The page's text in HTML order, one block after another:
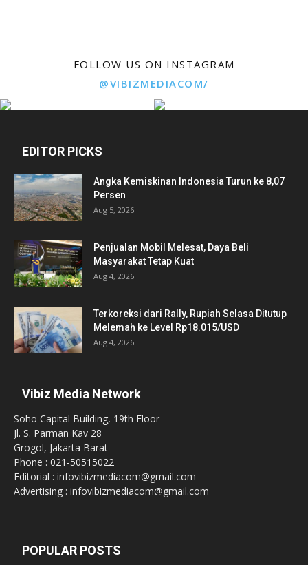
FOLLOW US ON INSTAGRAM
@VIBIZMEDIACOM/
EDITOR PICKS
Angka Kemiskinan Indonesia Turun ke 8,07
Persen
Aug 5, 2026
Penjualan Mobil Melesat, Daya Beli
Masyarakat Tetap Kuat
Aug 4, 2026
Terkoreksi dari Rally, Rupiah Selasa Ditutup
Melemah ke Level Rp18.015/USD
Aug 4, 2026
Vibiz Media Network
Soho Capital Building, 19th Floor
Jl. S. Parman Kav 28
Grogol, Jakarta Barat
Phone : 021-50515022
Editorial : infovibizmediacom@gmail.com
Advertising : infovibizmediacom@gmail.com
POPULAR POSTS